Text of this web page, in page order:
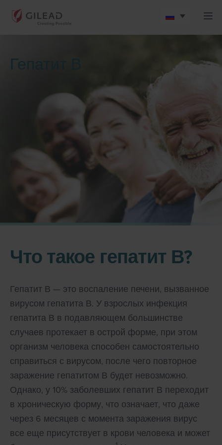
Гепатит В
Что такое гепатит В?
Гепатит В — это воспаление печени, вызванное
вирусом гепатита В. У взрослых инфекция
гепатита В в подавляющем большинстве
случаев протекает в острой форме, при этом
организм человека способен самостоятельно
справиться с вирусом, после чего повторное
заражение гепатитом В будет невозможно.
Однако, у 10% заболевших гепатит В переходит
в хроническую форму, что означает, что даже
через 6 месяцев с момента заражения вирус
все еще присутствует в крови человека и может